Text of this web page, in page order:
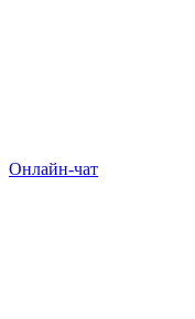
Онлайн-чат